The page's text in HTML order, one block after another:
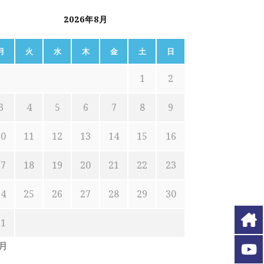
2026年8月
火 水 木 金 土 日
1 2
4 5 6 7 8 9
11 12 13 14 15 16
18 19 20 21 22 23
25 26 27 28 29 30